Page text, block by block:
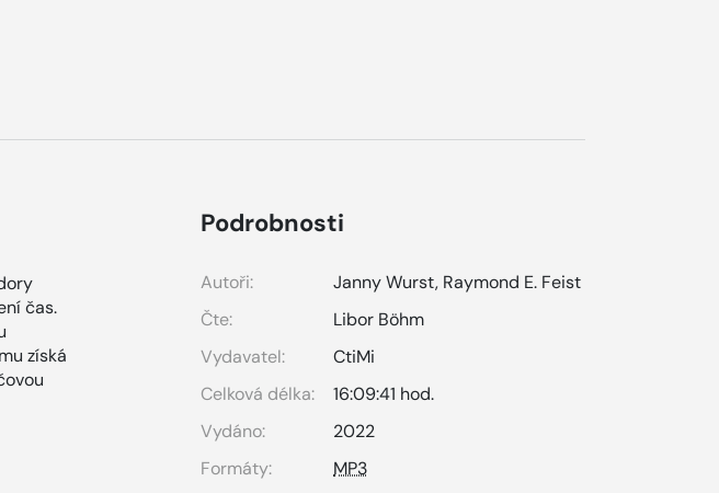
čas.
získá
Podrobnosti
Autoři: Janny Wurst, Raymond E. Feist
Čte:
Libor Böhm
Vydavatel:
CtiMi
Celková délka:
16:09:41 hod.
Vydáno:
2022
Formáty:
MP3